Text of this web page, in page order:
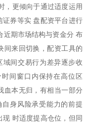
，更倾向于通过适度运用
证券等实 盘配资平台进行
近期市场结构与资金分 布
间来回切换，配资工具的
间交易行为差异逐步收
间窗口内保持在高位区
血本无归，有相当一部分
身风险承受能力的前提
时适度提高仓位，但同